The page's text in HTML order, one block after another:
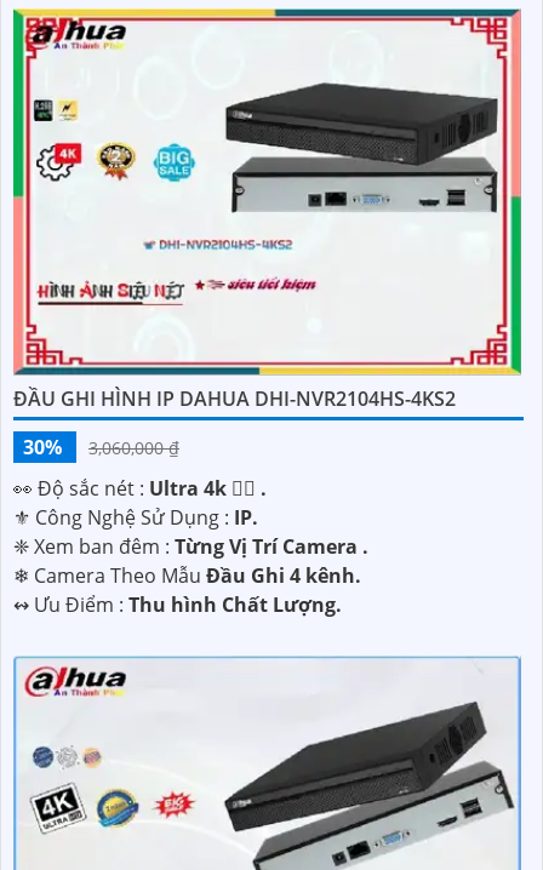
ĐẦU GHI HÌNH IP DAHUA DHI-NVR2104HS-4KS2
30%
3,060,000 ₫
️👀 Độ sắc nét : Ultra 4k 👍🏾 .
⚜️ Công Nghệ Sử Dụng : IP.
❈ Xem ban đêm : Từng Vị Trí Camera .
❄ Camera Theo Mẫu Đầu Ghi 4 kênh.
️↭ Ưu Điểm : Thu hình Chất Lượng.